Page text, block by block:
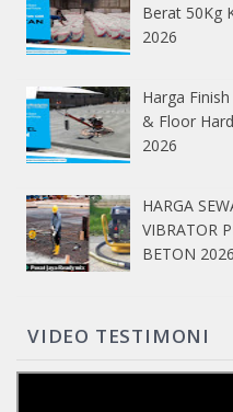
Berat 50Kg
2026
Harga
& Floor
2026
HARGA
VIBRATOR
BETON 2026
VIDEO TESTIMONI